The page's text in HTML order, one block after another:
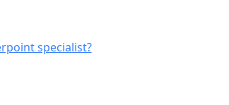
specialist?